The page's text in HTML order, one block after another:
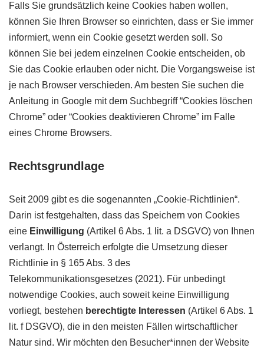
Falls Sie grundsätzlich keine Cookies haben wollen,
können Sie Ihren Browser so einrichten, dass er Sie immer
informiert, wenn ein Cookie gesetzt werden soll. So
können Sie bei jedem einzelnen Cookie entscheiden, ob
Sie das Cookie erlauben oder nicht. Die Vorgangsweise ist
je nach Browser verschieden. Am besten Sie suchen die
Anleitung in Google mit dem Suchbegriff “Cookies löschen
Chrome” oder “Cookies deaktivieren Chrome” im Falle
eines Chrome Browsers.
Rechtsgrundlage
Seit 2009 gibt es die sogenannten „Cookie-Richtlinien“.
Darin ist festgehalten, dass das Speichern von Cookies
eine Einwilligung (Artikel 6 Abs. 1 lit. a DSGVO) von Ihnen
verlangt. In Österreich erfolgte die Umsetzung dieser
Richtlinie in § 165 Abs. 3 des
Telekommunikationsgesetzes (2021). Für unbedingt
notwendige Cookies, auch soweit keine Einwilligung
vorliegt, bestehen berechtigte Interessen (Artikel 6 Abs. 1
lit. f DSGVO), die in den meisten Fällen wirtschaftlicher
Natur sind. Wir möchten den Besucher*innen der Website